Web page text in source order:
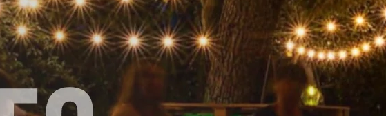
eetlepel van het avocadomengsel op 4 tortilla's. Verdeel de
en druk lichtjes aan.